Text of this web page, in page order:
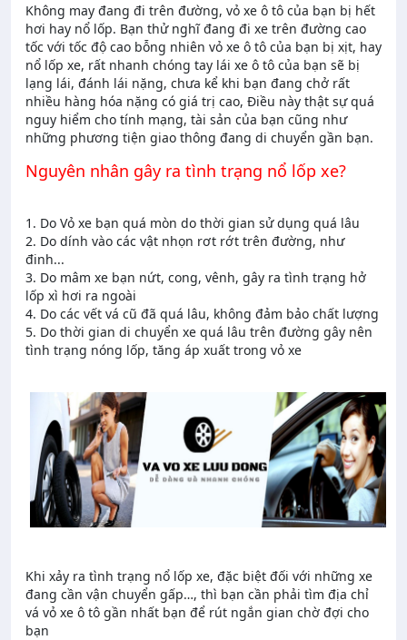
Không may đang đi trên đường, vỏ xe ô tô của bạn bị hết
hơi hay nổ lốp. Bạn thử nghĩ đang đi xe trên đường cao
tốc với tốc độ cao bỗng nhiên vỏ xe ô tô của bạn bị xịt, hay
nổ lốp xe, rất nhanh chóng tay lái xe ô tô của bạn sẽ bị
lạng lái, đánh lái nặng, chưa kể khi bạn đang chở rất
nhiều hàng hóa nặng có giá trị cao, Điều này thật sự quá
nguy hiểm cho tính mạng, tài sản của bạn cũng như
những phương tiện giao thông đang di chuyển gần bạn.
Nguyên nhân gây ra tình trạng nổ lốp xe?
1. Do Vỏ xe bạn quá mòn do thời gian sử dụng quá lâu
2. Do dính vào các vật nhọn rơt rớt trên đường, như
đinh...
3. Do mâm xe bạn nứt, cong, vênh, gây ra tình trạng hở
lốp xì hơi ra ngoài
4. Do các vết vá cũ đã quá lâu, không đảm bảo chất lượng
5. Do thời gian di chuyển xe quá lâu trên đường gây nên
tình trạng nóng lốp, tăng áp xuất trong vỏ xe
Khi xảy ra tình trạng nổ lốp xe, đặc biệt đối với những xe
đang cần vận chuyển gấp…, thì bạn cần phải tìm địa chỉ
vá vỏ xe ô tô gần nhất bạn để rút ngắn gian chờ đợi cho
bạn